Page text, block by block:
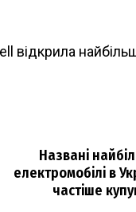
відкрила
Названі
електромобілі в
частіше